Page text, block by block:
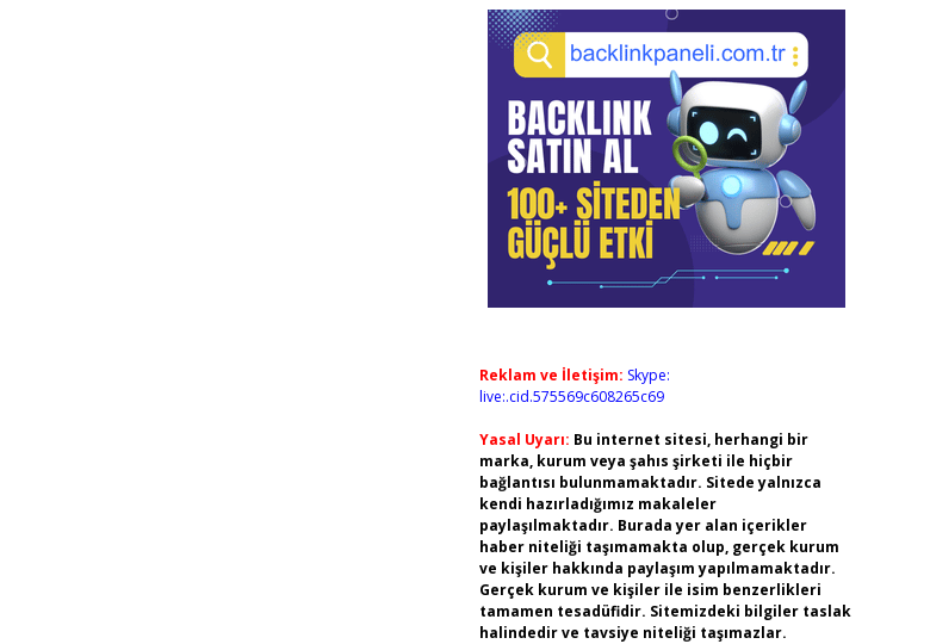
Reklam ve İletişim: Skype:
live:.cid.575569c608265c69
Yasal Uyarı: Bu internet sitesi, herhangi bir
marka, kurum veya şahıs şirketi ile hiçbir
bağlantısı bulunmamaktadır. Sitede yalnızca
kendi hazırladığımız makaleler
paylaşılmaktadır. Burada yer alan içerikler
haber niteliği taşımamakta olup, gerçek kurum
ve kişiler hakkında paylaşım yapılmamaktadır.
Gerçek kurum ve kişiler ile isim benzerlikleri
tamamen tesadüfidir. Sitemizdeki bilgiler taslak
halindedir ve tavsiye niteliği taşımazlar.